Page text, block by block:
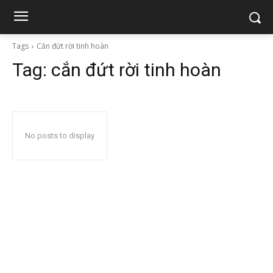
Tags Cắn đứt rời tinh hoàn
Tag: cắn đứt rời tinh hoàn
No posts to display